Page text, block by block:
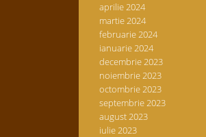
aprilie 2024
martie 2024
februarie 2024
ianuarie 2024
decembrie 2023
noiembrie 2023
octombrie 2023
septembrie 2023
august 2023
iulie 2023